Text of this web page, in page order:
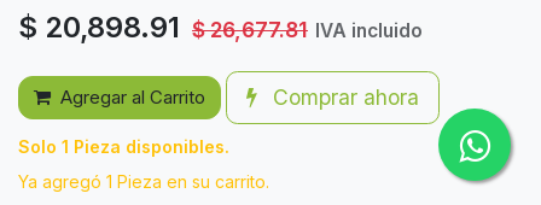
$ 20,898.91 $26,677.81 IVA incluido
Agregar al Carrito Comprar ahora
Solo 1 Pieza disponibles.
Ya agregó 1 Pieza en su carrito.